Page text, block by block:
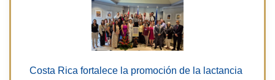
Costa Rica fortalece la promoción de la lactancia